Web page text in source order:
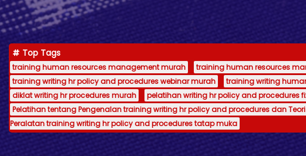
Top Tags
training human resources management murah
training human resources
training writing hr policy and procedures webinar murah
training writing
diklat writing hr procedures murah
pelatihan writing hr policy and procedures
Pelatihan tentang Pengenalan training writing hr policy and procedures dan
Peralatan training writing hr policy and procedures tatap muka